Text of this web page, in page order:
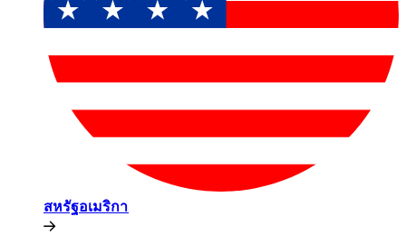
สหรัฐอเมริกา​​